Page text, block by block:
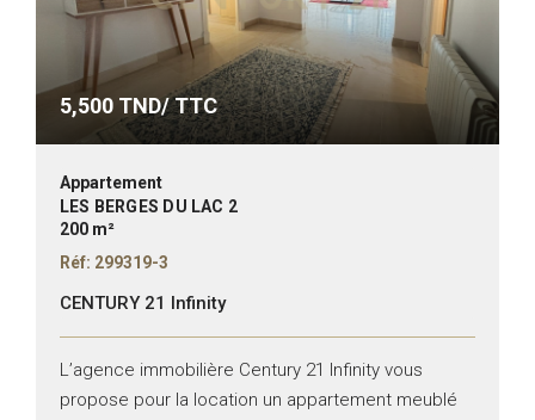
5,500 TND/ TTC
Appartement
LES BERGES DU LAC 2
200 m²
Réf: 299319-3
CENTURY 21 Infinity
L’agence immobilière Century 21 Infinity vous
propose pour la location un appartement meublé